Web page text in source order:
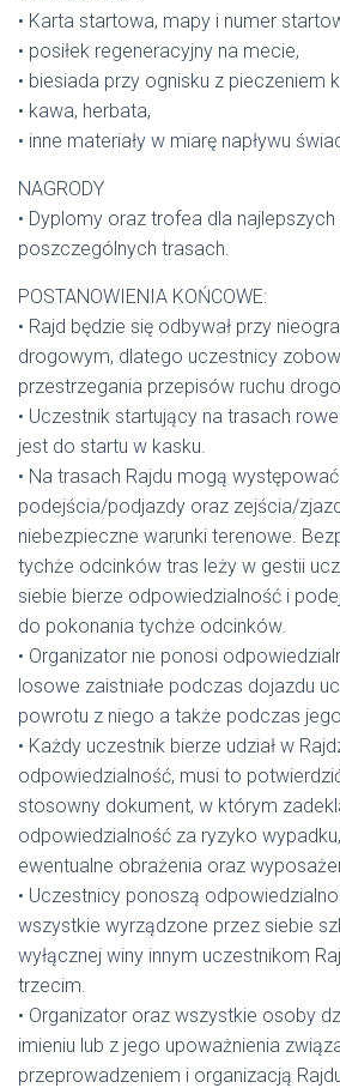
• Karta startowa, mapy i numer
• posiłek regeneracyjny na mecie,
• biesiada przy ognisku z pieczeniem
• kawa, herbata,
• inne materiały w miarę napływu
NAGRODY
• Dyplomy oraz trofea dla
poszczególnych trasach.
POSTANOWIENIA KOŃCOWE:
• Rajd będzie się odbywał przy
drogowym, dlatego uczestnicy
przestrzegania przepisów ruchu
• Uczestnik startujący na trasach
jest do startu w kasku.
• Na trasach Rajdu mogą
podejścia/podjazdy oraz zejścia/
niebezpieczne warunki terenowe.
tychże odcinków tras leży w gestii
siebie bierze odpowiedzialność i
do pokonania tychże odcinków.
• Organizator nie ponosi
losowe zaistniałe podczas dojazdu
powrotu z niego a także podczas
• Każdy uczestnik bierze udział w
odpowiedzialność, musi to
stosowny dokument, w którym
odpowiedzialność za ryzyko
ewentualne obrażenia oraz
• Uczestnicy ponoszą
wszystkie wyrządzone przez siebie
wyłącznej winy innym uczestnikom
trzecim.
• Organizator oraz wszystkie osoby
imieniu lub z jego upoważnienia
przeprowadzeniem i organizacją